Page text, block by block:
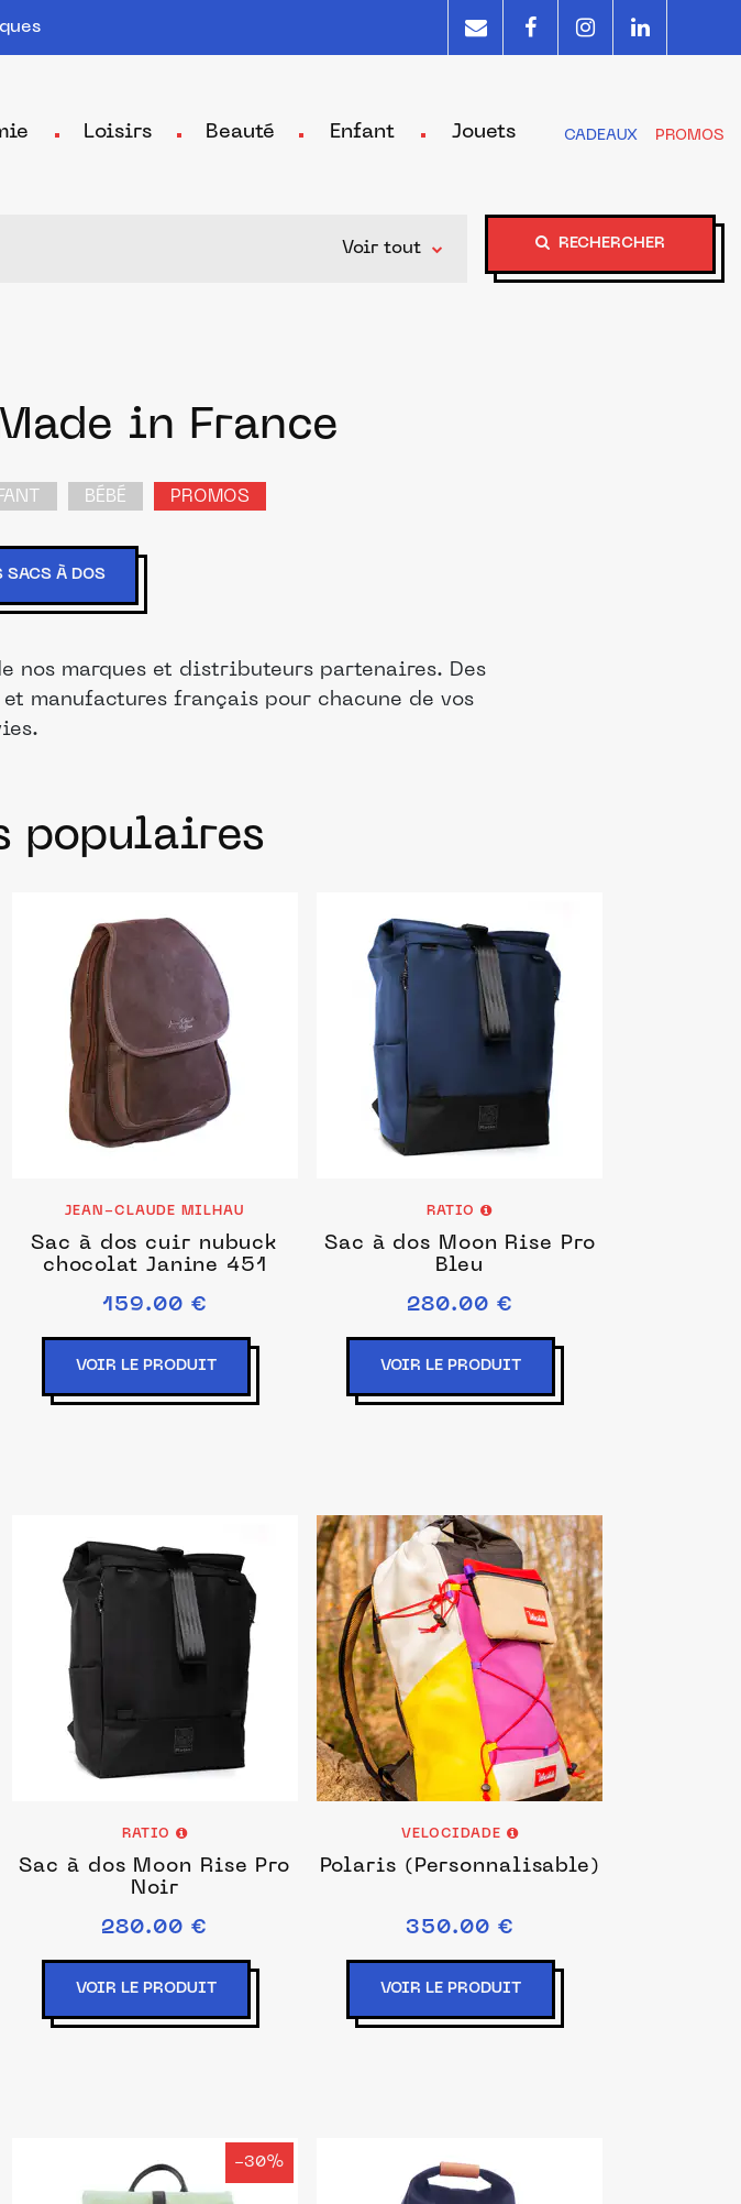
Loisirs Beauté Enfant Jouets CADEAUX PROMOS
Voir tout RECHERCHER
in France
BÉBÉ PROMOS
SACS À DOS
nos marques et distributeurs partenaires. Des
manufactures français pour chacune de vos
populaires
JEAN-CLAUDE MILHAU
Sac à dos cuir nubuck
chocolat Janine 451
159.00 €
VOIR LE PRODUIT
RATIO
Sac à dos Moon Rise Pro
Bleu
280.00 €
VOIR LE PRODUIT
RATIO
Sac à dos Moon Rise Pro
Noir
280.00 €
VOIR LE PRODUIT
VELOCIDADE
Polaris (Personnalisable)
350.00 €
VOIR LE PRODUIT
-30%